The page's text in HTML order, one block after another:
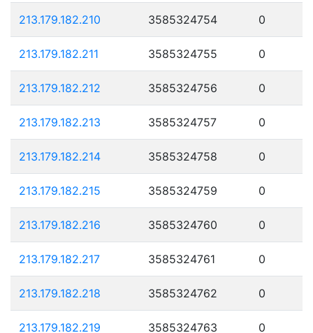
213.179.182.210 3585324754 0
213.179.182.211 3585324755 0
213.179.182.212 3585324756 0
213.179.182.213 3585324757 0
213.179.182.214 3585324758 0
213.179.182.215 3585324759 0
213.179.182.216 3585324760 0
213.179.182.217 3585324761 0
213.179.182.218 3585324762 0
213.179.182.219 3585324763 0